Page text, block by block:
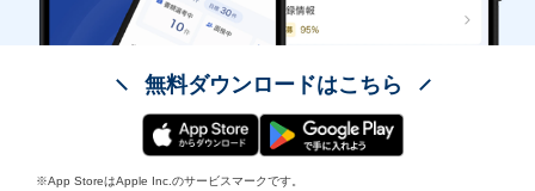
無料ダウンロードはこちら
※App StoreはApple Inc.のサービスマークです。